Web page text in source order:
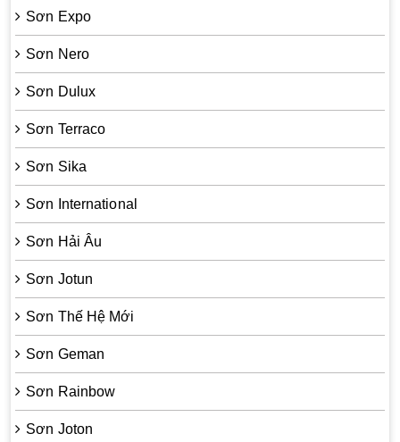
Sơn Expo
Sơn Nero
Sơn Dulux
Sơn Terraco
Sơn Sika
Sơn International
Sơn Hải Âu
Sơn Jotun
Sơn Thế Hệ Mới
Sơn Geman
Sơn Rainbow
Sơn Joton